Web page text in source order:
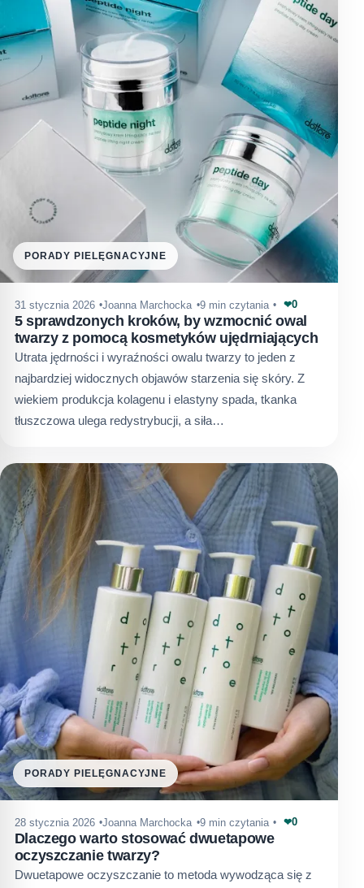
PORADY PIELĘGNACYJNE
31 stycznia 2026 Joanna Marchocka 9 min czytania ❤0
5 sprawdzonych kroków, by wzmocnić owal
twarzy z pomocą kosmetyków ujędrniających
Utrata jędrności i wyraźności owalu twarzy to jeden z
najbardziej widocznych objawów starzenia się skóry. Z
wiekiem produkcja kolagenu i elastyny spada, tkanka
tłuszczowa ulega redystrybucji, a siła…
PORADY PIELĘGNACYJNE
28 stycznia 2026 Joanna Marchocka 9 min czytania ❤0
Dlaczego warto stosować dwuetapowe
oczyszczanie twarzy?
Dwuetapowe oczyszczanie to metoda wywodząca się z